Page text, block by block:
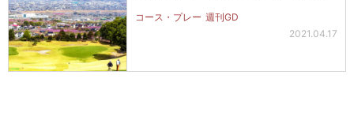
コース・プレー 週刊GD
2021.04.17